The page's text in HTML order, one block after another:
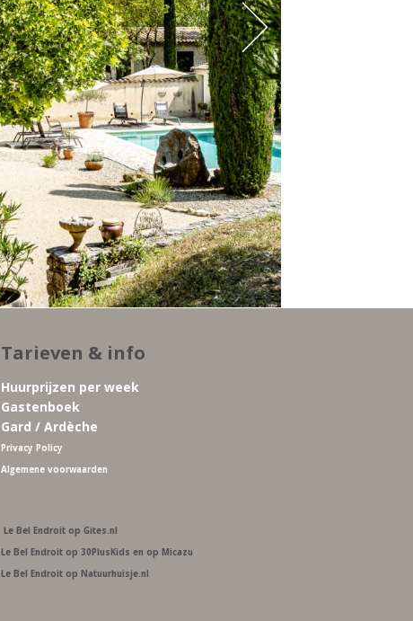
Tarieven & info
Huurprijzen per week
Gastenboek
Gard / Ardèche
Privacy Policy
Algemene voorwaarden
Le Bel Endroit op Gites.nl
Le Bel Endroit op 30PlusKids en op Micazu
Le Bel Endroit op Natuurhuisje.nl